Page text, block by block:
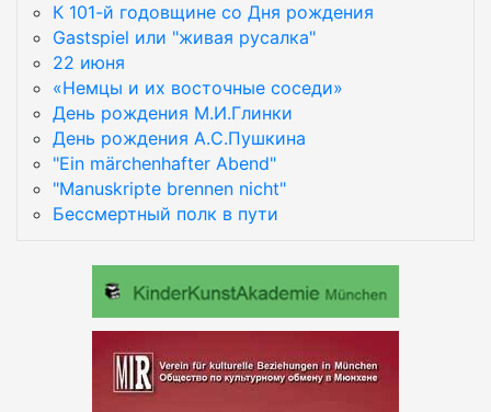
К 101-й годовщине со Дня рождения
Gastspiel или "живая русалка"
22 июня
«Немцы и их восточные соседи»
День рождения М.И.Глинки
День рождения А.С.Пушкина
"Ein märchenhafter Abend"
"Manuskripte brennen nicht"
Бессмертный полк в пути